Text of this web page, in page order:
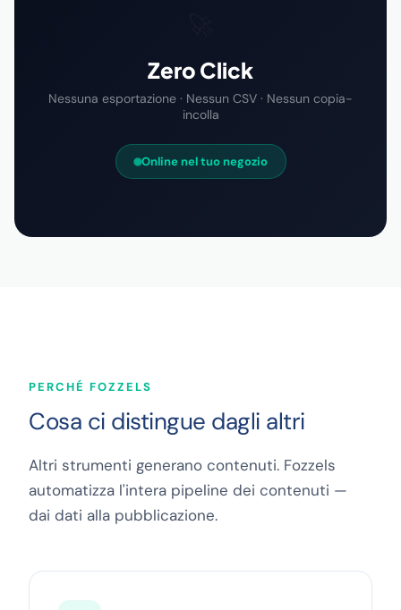
Zero Click
Nessuna esportazione · Nessun CSV · Nessun copia-
incolla
Online nel tuo negozio
PERCHÉ FOZZELS
Cosa ci distingue dagli altri
Altri strumenti generano contenuti. Fozzels
automatizza l'intera pipeline dei contenuti —
dai dati alla pubblicazione.